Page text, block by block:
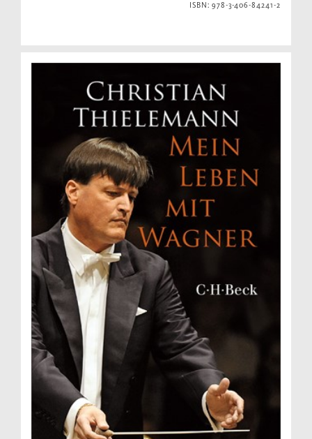
ISBN: 978-3-406-84241-2